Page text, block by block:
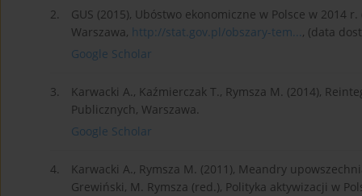
2.
GUS (2015), Ubóstwo ekonomiczne w Polsce w
Warszawa, http://stat.gov.pl/obszary-tem..., (data
Google Scholar
3.
Karwacki A., Kaźmierczak T., Rymsza M. (2014),
Publicznych, Warszawa.
Google Scholar
4.
Karwacki A., Rymsza M. (2011), Meandry
Grewiński, M. Rymsza (red.), Polityka aktywizacji w